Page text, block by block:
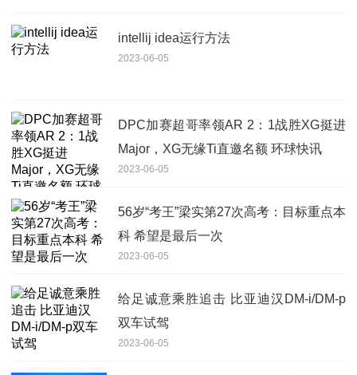
intellij idea运行方法
2023-06-05
DPC加赛超哥率领AR 2：1战胜XG挺进
Major，XG无缘Ti直邀名额 环球快讯
2023-06-05
56岁“考王”梁实第27次高考：目标重点本
科 希望是最后一次
2023-06-05
给足诚意乘胜追击 比亚迪汉DM-i/DM-p
双车试驾
2023-06-05